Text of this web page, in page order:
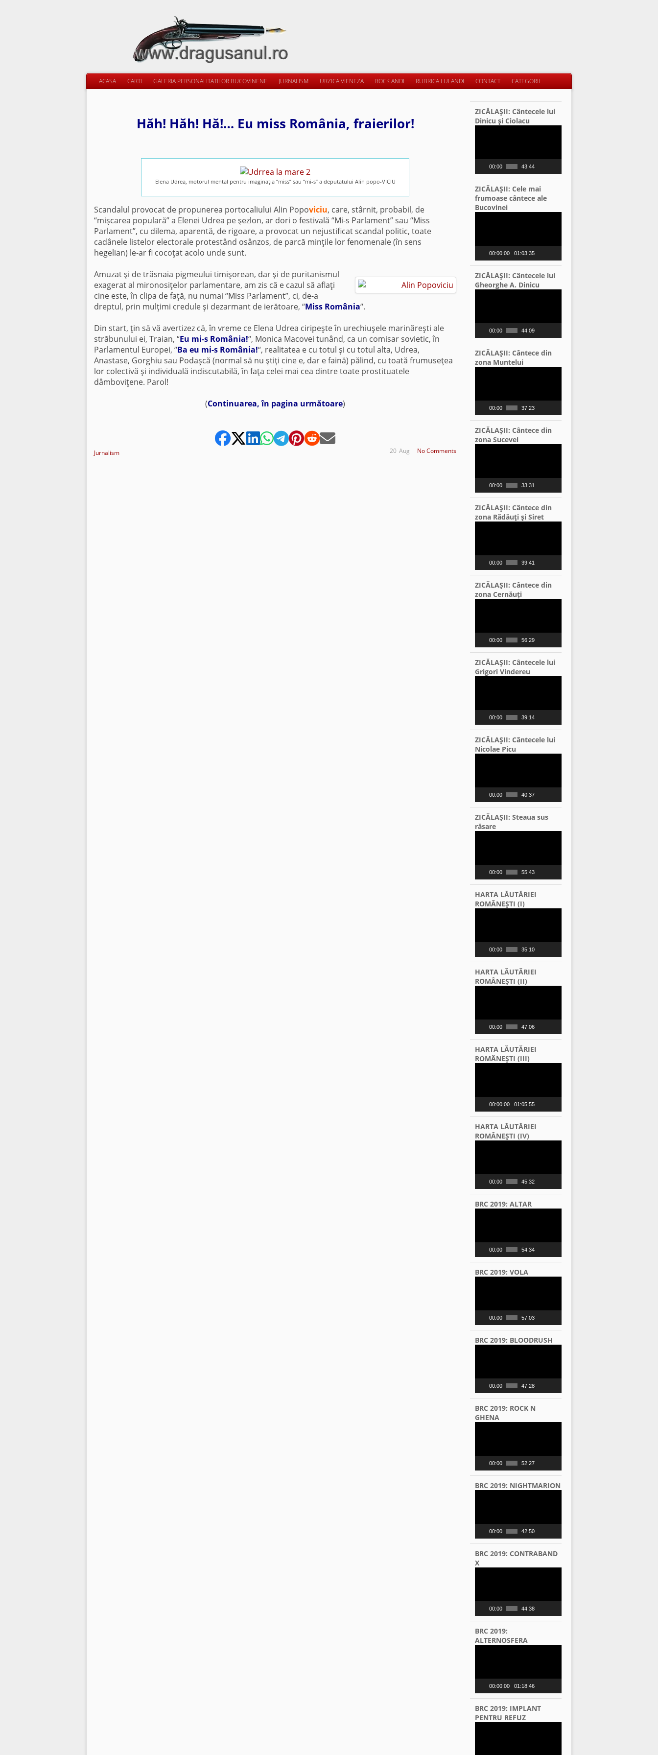
ACASA CARTI GALERIA PERSONALITATILOR BUCOVINENE JURNALISM URZICA VIENEZA ROCK ANDI RUBRICA LUI ANDI CONTACT CATEGORII
Hăh! Hăh! Hă!… Eu miss România, fraierilor!
Elena Udrea, motorul mental pentru imaginaţia “miss” sau “mi-s” a deputatului Alin popo-VICIU
Scandalul provocat de propunerea portocaliului Alin Popoviciu, care, stârnit, probabil, de
“mişcarea populară” a Elenei Udrea pe şezlon, ar dori o festivală “Mi-s Parlament” sau “Miss
Parlament”, cu dilema, aparentă, de rigoare, a provocat un nejustificat scandal politic, toate
cadânele listelor electorale protestând osânzos, de parcă minţile lor fenomenale (în sens
hegelian) le-ar fi cocoţat acolo unde sunt.
Amuzat şi de trăsnaia pigmeului timişorean, dar şi de puritanismul
exagerat al mironosiţelor parlamentare, am zis că e cazul să aflaţi
cine este, în clipa de faţă, nu numai “Miss Parlament”, ci, de-a
dreptul, prin mulţimi credule şi dezarmant de ierătoare, “Miss România“.
Din start, ţin să vă avertizez că, în vreme ce Elena Udrea ciripeşte în urechiuşele marinăreşti ale
străbunului ei, Traian, “Eu mi-s România!“, Monica Macovei tunând, ca un comisar sovietic, în
Parlamentul Europei, “Ba eu mi-s România!“, realitatea e cu totul şi cu totul alta, Udrea,
Anastase, Gorghiu sau Podaşcă (normal să nu ştiţi cine e, dar e faină) pălind, cu toată frumuseţea
lor colectivă şi individuală indiscutabilă, în faţa celei mai cea dintre toate prostituatele
dâmboviţene. Parol!
(Continuarea, în pagina următoare)
Jurnalism No Comments
Aug
20
ZICĂLAŞII: Cântecele lui
Dinicu şi Ciolacu
00:00 43:44
ZICĂLAŞII: Cele mai
frumoase cântece ale
Bucovinei
00:00:00 01:03:35
ZICĂLAŞII: Cântecele lui
Gheorghe A. Dinicu
00:00 44:09
ZICĂLAŞII: Cântece din
zona Muntelui
00:00 37:23
ZICĂLAŞII: Cântece din
zona Sucevei
00:00 33:31
ZICĂLAŞII: Cântece din
zona Rădăuţi şi Siret
00:00 39:41
ZICĂLAŞII: Cântece din
zona Cernăuţi
00:00 56:29
ZICĂLAŞII: Cântecele lui
Grigori Vindereu
00:00 39:14
ZICĂLAŞII: Cântecele lui
Nicolae Picu
00:00 40:37
ZICĂLAŞII: Steaua sus
răsare
00:00 55:43
HARTA LĂUTĂRIEI
ROMÂNEŞTI (I)
00:00 35:10
HARTA LĂUTĂRIEI
ROMÂNEŞTI (II)
00:00 47:06
HARTA LĂUTĂRIEI
ROMÂNEŞTI (III)
00:00:00 01:05:55
HARTA LĂUTĂRIEI
ROMÂNEŞTI (IV)
00:00 45:32
BRC 2019: ALTAR
00:00 54:34
BRC 2019: VOLA
00:00 57:03
BRC 2019: BLOODRUSH
00:00 47:28
BRC 2019: ROCK N
GHENA
00:00 52:27
BRC 2019: NIGHTMARION
00:00 42:50
BRC 2019: CONTRABAND
X
00:00 44:38
BRC 2019:
ALTERNOSFERA
00:00:00 01:18:46
BRC 2019: IMPLANT
PENTRU REFUZ